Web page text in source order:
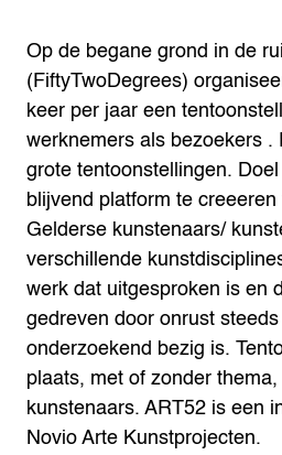
Op de begane grond in de
(FiftyTwoDegrees)
keer per jaar een
werknemers als bezoekers
grote tentoonstellingen.
blijvend platform te
Gelderse kunstenaars/
verschillende
werk dat uitgesproken is en
gedreven door onrust
onderzoekend bezig is.
plaats, met of zonder
kunstenaars. ART52 is een
Novio Arte Kunstprojecten.